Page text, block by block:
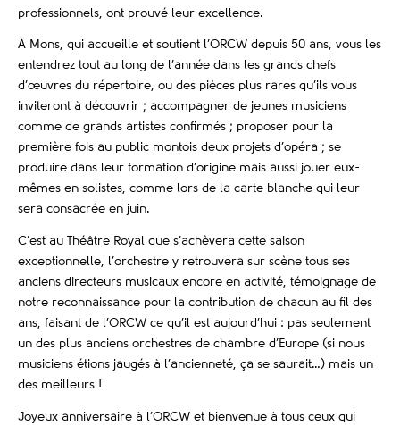
professionnels, ont prouvé leur excellence.
À Mons, qui accueille et soutient l’ORCW depuis 50 ans, vous les
entendrez tout au long de l’année dans les grands chefs
d’œuvres du répertoire, ou des pièces plus rares qu’ils vous
inviteront à découvrir ; accompagner de jeunes musiciens
comme de grands artistes conﬁrmés ; proposer pour la
première fois au public montois deux projets d’opéra ; se
produire dans leur formation d’origine mais aussi jouer eux-
mêmes en solistes, comme lors de la carte blanche qui leur
sera consacrée en juin.
C’est au Théâtre Royal que s’achèvera cette saison
exceptionnelle, l’orchestre y retrouvera sur scène tous ses
anciens directeurs musicaux encore en activité, témoignage de
notre reconnaissance pour la contribution de chacun au ﬁl des
ans, faisant de l’ORCW ce qu’il est aujourd’hui : pas seulement
un des plus anciens orchestres de chambre d’Europe (si nous
musiciens étions jaugés à l’ancienneté, ça se saurait…) mais un
des meilleurs !
Joyeux anniversaire à l’ORCW et bienvenue à tous ceux qui